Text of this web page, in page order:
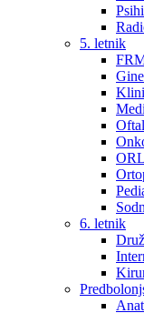
5. letnik
ORL
6. letnik